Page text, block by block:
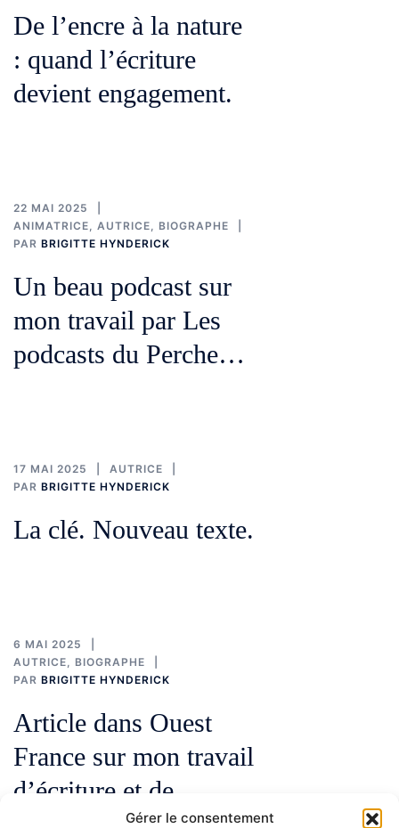
Gérer le consentement
De l’encre à la nature
: quand l’écriture
devient engagement.
22 MAI 2025
ANIMATRICE, AUTRICE, BIOGRAPHE
PAR BRIGITTE HYNDERICK
Un beau podcast sur
mon travail par Les
podcasts du Perche…
17 MAI 2025
AUTRICE
PAR BRIGITTE HYNDERICK
La clé. Nouveau texte.
6 MAI 2025
AUTRICE, BIOGRAPHE
PAR BRIGITTE HYNDERICK
Article dans Ouest
France sur mon travail
d’écriture et de